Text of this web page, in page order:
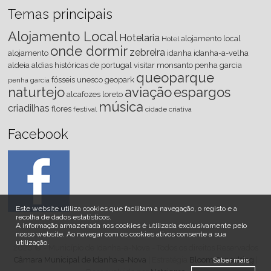
Este website utiliza cookies que facilitam a navegação, o registo e a
recolha de dados estatísticos.
A informação armazenada nos cookies é utilizada exclusivamente pelo
nosso website.Ao navegar com os cookies ativos consente a sua
utilização.
Saber mais
Temas principais
Alojamento Local Hotelaria Hotel alojamento local
alojamento onde dormir zebreira idanha idanha-a-velha
aldeia aldias históricas de portugal visitar monsanto penha garcia
penha garcia fósseis unesco geopark queoparque
naturtejo alcafozes loreto aviaçãoespargos
criadilhas flores festival música cidade criativa
Facebook
2026 © - Município de Idanha-a-Nova - Todos os direitos Reservados
Bloom Consulting